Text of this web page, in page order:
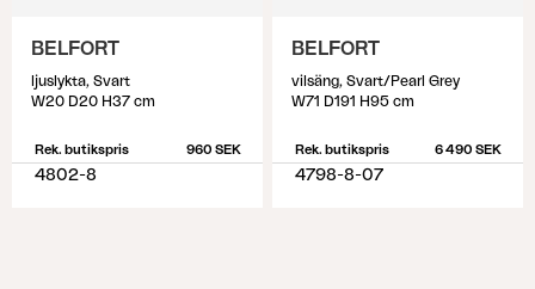
BELFORT
ljuslykta, Svart
W20 D20 H37 cm
Rek. butikspris 960 SEK
4802-8
BELFORT
vilsäng, Svart/Pearl Grey
W71 D191 H95 cm
Rek. butikspris 6 490 SEK
4798-8-07